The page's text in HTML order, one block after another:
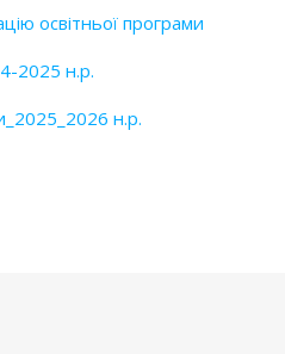
освітньої програми
2025 н.р.
н.р.